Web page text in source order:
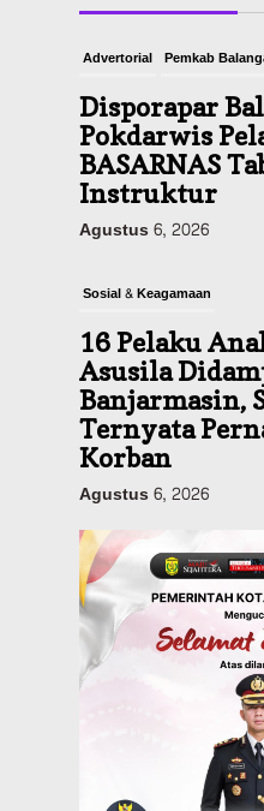
Advertorial Pemkab
Disporapar
Pokdarwis
BASARNAS
Instruktur
Agustus 6, 2026
Sosial & Keagamaan
16 Pelaku
Asusila
Banjarmasin,
Ternyata
Korban
Agustus 6, 2026
Dinas PUPR Kalsel
Tindak Lanjut
Pemerintah
Tingkatkan
Keselamatan
Alternatif